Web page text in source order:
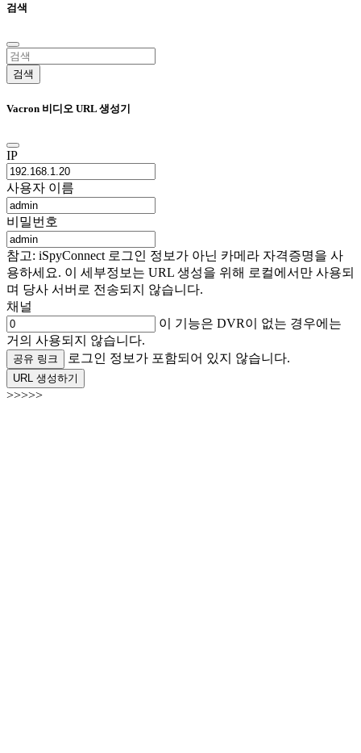
검색
검색
Vacron 비디오 URL 생성기
IP
사용자 이름
비밀번호
참고: iSpyConnect 로그인 정보가 아닌 카메라 자격증명을 사
용하세요. 이 세부정보는 URL 생성을 위해 로컬에서만 사용되
며 당사 서버로 전송되지 않습니다.
채널
이 기능은 DVR이 없는 경우에는
거의 사용되지 않습니다.
공유 링크 로그인 정보가 포함되어 있지 않습니다.
URL 생성하기
>>>>>